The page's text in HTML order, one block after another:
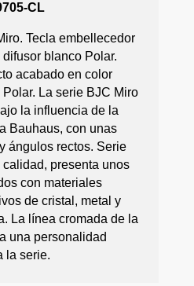
CL
Tecla embellecedor
difusor blanco Polar.
acabado en color
Polar. La serie BJC Miro
la influencia de la
Bauhaus, con unas
ángulos rectos. Serie
calidad, presenta unos
con materiales
de cristal, metal y
La línea cromada de la
una personalidad
la serie.